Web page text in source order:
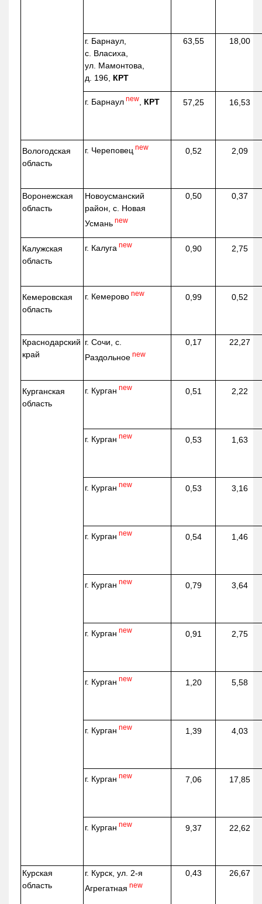
г. Барнаул,
с. Власиха,
ул. Мамонтова,
д. 196, КРТ
63,55 18,00
г. Барнаул new КРТ 57,25 16,53
Вологодская
область
г. Череповец new 0,52 2,09
Воронежская
область
Новоусманский
район, с. Новая
Усмань new
0,50 0,37
Калужская
область
г. Калуга new 0,90 2,75
Кемеровская
область
г. Кемерово new 0,99 0,52
Краснодарский
край
г. Сочи, с.
Раздольное new
0,17 22,27
Курганская
область
г. Курган new 0,51 2,22
г. Курган new 0,53 1,63
г. Курган new 0,53 3,16
г. Курган new 0,54 1,46
г. Курган new 0,79 3,64
г. Курган new 0,91 2,75
г. Курган new 1,20 5,58
г. Курган new 1,39 4,03
г. Курган new 7,06 17,85
г. Курган new 9,37 22,62
Курская
область
г. Курск, ул. 2-я
Агрегатная new
0,43 26,67